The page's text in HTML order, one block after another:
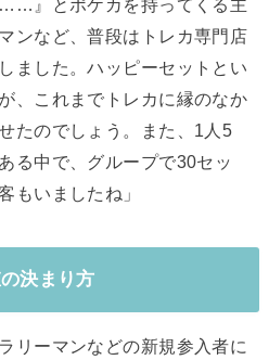
……』とポケカを持ってくる主
ンなど、普段はトレカ専門店
ました。ハッピーセットとい
、これまでトレカに縁のなか
たのでしょう。また、1人5
る中で、グループで30セッ
もいましたね」
決まり方
リーマンなどの新規参入者に